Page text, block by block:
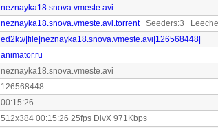
neznayka18.snova.vmeste.avi
neznayka18.snova.vmeste.avi.torrentSeeders:3
ed2k://|file|neznayka18.snova.vmeste.avi|126568448|
animator.ru
neznayka18.snova.vmeste.avi
126568448
00:15:26
512x384 00:15:26 25fps DivX 971Kbps